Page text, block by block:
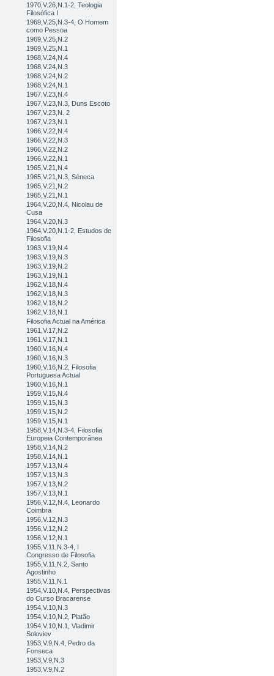
1970,V.26,N.1-2, Teologia
Filosófica I
1969,V.25,N.3-4, O Homem
como Pessoa
1969,V.25,N.2
1969,V.25,N.1
1968,V.24,N.4
1968,V.24,N.3
1968,V.24,N.2
1968,V.24,N.1
1967,V.23,N.4
1967,V.23,N.3, Duns Escoto
1967,V.23,N. 2
1967,V.23,N.1
1966,V.22,N.4
1966,V.22,N.3
1966,V.22,N.2
1966,V.22,N.1
1965,V.21,N.4
1965,V.21,N.3, Séneca
1965,V.21,N.2
1965,V.21,N.1
1964,V.20,N.4, Nicolau de
Cusa
1964,V.20,N.3
1964,V.20,N.1-2, Estudos de
Filosofia
1963,V.19,N.4
1963,V.19,N.3
1963,V.19,N.2
1963,V.19,N.1
1962,V.18,N.4
1962,V.18,N.3
1962,V.18,N.2
1962,V.18,N.1
Filosofia Actual na América
1961,V.17,N.2
1961,V.17,N.1
1960,V.16,N.4
1960,V.16,N.3
1960,V.16,N.2, Filosofia
Portuguesa Actual
1960,V.16,N.1
1959,V.15,N.4
1959,V.15,N.3
1959,V.15,N.2
1959,V.15,N.1
1958,V.14,N.3-4, Filosofia
Europeia Contemporânea
1958,V.14,N.2
1958,V.14,N.1
1957,V.13,N.4
1957,V.13,N.3
1957,V.13,N.2
1957,V.13,N.1
1956,V.12,N.4, Leonardo
Coimbra
1956,V.12,N.3
1956,V.12,N.2
1956,V.12,N.1
1955,V.11,N.3-4, I
Congresso de Filosofia
1955,V.11,N.2, Santo
Agostinho
1955,V.11,N.1
1954,V.10,N.4, Perspectivas
do Curso Bracarense
1954,V.10,N.3
1954,V.10,N.2, Platão
1954,V.10,N.1, Vladimir
Soloviev
1953,V.9,N.4, Pedro da
Fonseca
1953,V.9,N.3
1953,V.9,N.2